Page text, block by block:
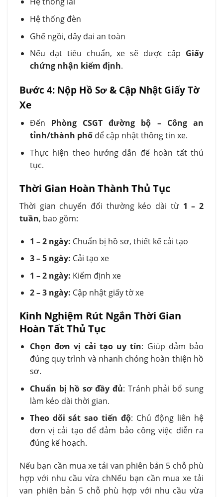
Hệ thống đèn
Ghế ngồi, dây đai an toàn
Nếu đạt tiêu chuẩn, xe sẽ được cấp Giấy
chứng nhận kiểm định.
Bước 4: Nộp Hồ Sơ & Cập Nhật Giấy Tờ
Xe
Đến Phòng CSGT đường bộ – Công an
tỉnh/thành phốđể cập nhật thông tin xe.
Thực hiện theo hướng dẫn để hoàn tất thủ
tục.
Thời Gian Hoàn Thành Thủ Tục
Thời gian chuyển đổi thường kéo dài từ 1 – 2
tuần, bao gồm:
1 – 2 ngày: Chuẩn bị hồ sơ, thiết kế cải tạo
3 – 5 ngày: Cải tạo xe
1 – 2 ngày: Kiểm định xe
2 – 3 ngày: Cập nhật giấy tờ xe
Kinh Nghiệm Rút Ngắn Thời Gian
Hoàn Tất Thủ Tục
Chọn đơn vị cải tạo uy tín: Giúp đảm bảo
đúng quy trình và nhanh chóng hoàn thiện hồ
sơ.
Chuẩn bị hồ sơ đầy đủ: Tránh phải bổ sung
làm kéo dài thời gian.
Theo dõi sát sao tiến độ: Chủ động liên hệ
đơn vị cải tạo để đảm bảo công việc diễn ra
đúng kế hoạch.
Nếu bạn cần mua xe tải van phiên bản 5 chỗ phù
hợp với nhu cầu vừa chNếu bạn cần mua xe tải
van phiên bản 5 chỗ phù hợp với nhu cầu vừa